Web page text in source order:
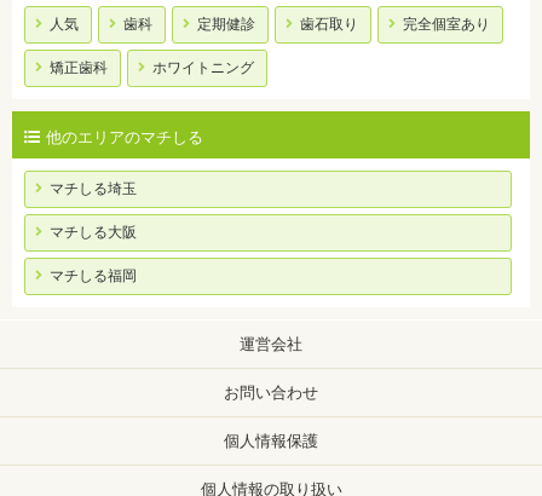
人気 歯科 定期健診 歯石取り 完全個室あり
矯正歯科 ホワイトニング
他のエリアのマチしる
マチしる埼玉
マチしる大阪
マチしる福岡
運営会社
お問い合わせ
個人情報保護
個人情報の取り扱い